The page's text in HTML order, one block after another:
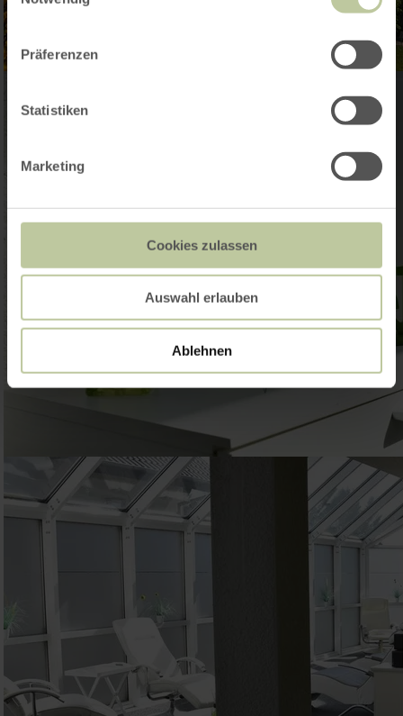
Präferenzen
Statistiken
Marketing
Cookies zulassen
Auswahl erlauben
Ablehnen